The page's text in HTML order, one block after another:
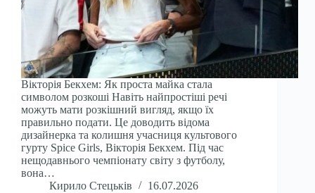
Вікторія Бекхем: Як проста майка стала
символом розкоші Навіть найпростіші речі
можуть мати розкішний вигляд, якщо їх
правильно подати. Це доводить відома
дизайнерка та колишня учасниця культового
гурту Spice Girls, Вікторія Бекхем. Під час
нещодавнього чемпіонату світу з футболу,
вона…
Кирило Стецьків
16.07.2026